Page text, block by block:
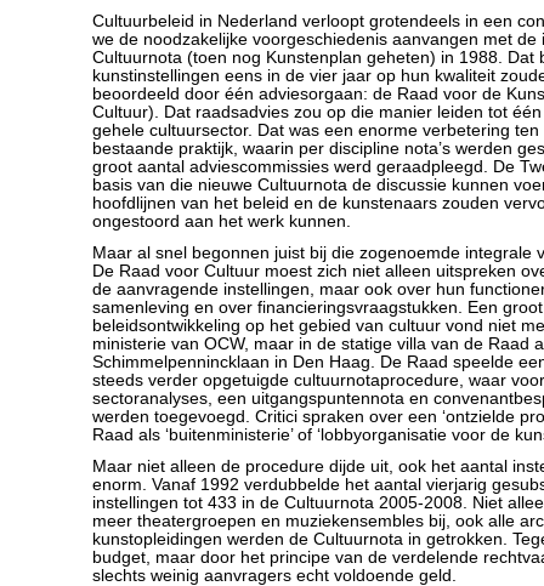
Cultuurbeleid in Nederland verloopt grotendeels in een
we de noodzakelijke voorgeschiedenis aanvangen met de
Cultuurnota (toen nog Kunstenplan geheten) in 1988. Dat
kunstinstellingen eens in de vier jaar op hun kwaliteit
beoordeeld door één adviesorgaan: de Raad voor de
Cultuur). Dat raadsadvies zou op die manier leiden tot
gehele cultuursector. Dat was een enorme verbetering
bestaande praktijk, waarin per discipline nota’s werden
groot aantal adviescommissies werd geraadpleegd. De
basis van die nieuwe Cultuurnota de discussie kunnen
hoofdlijnen van het beleid en de kunstenaars zouden
ongestoord aan het werk kunnen.
Maar al snel begonnen juist bij die zogenoemde integrale
De Raad voor Cultuur moest zich niet alleen uitspreken
de aanvragende instellingen, maar ook over hun
samenleving en over financieringsvraagstukken. Een
beleidsontwikkeling op het gebied van cultuur vond niet
ministerie van OCW, maar in de statige villa van de Raad
Schimmelpennincklaan in Den Haag. De Raad speelde
steeds verder opgetuigde cultuurnotaprocedure, waar
sectoranalyses, een uitgangspuntennota en
werden toegevoegd. Critici spraken over een ‘ontzielde
Raad als ‘buitenministerie’ of ‘lobbyorganisatie voor de
Maar niet alleen de procedure dijde uit, ook het aantal
enorm. Vanaf 1992 verdubbelde het aantal vierjarig
instellingen tot 433 in de Cultuurnota 2005-2008. Niet
meer theatergroepen en muziekensembles bij, ook alle
kunstopleidingen werden de Cultuurnota in getrokken.
budget, maar door het principe van de verdelende
slechts weinig aanvragers echt voldoende geld.